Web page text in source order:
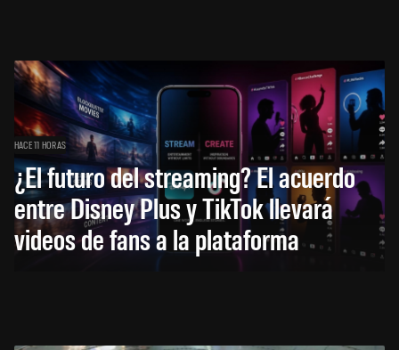
HACE 11 HORAS
¿El futuro del streaming? El acuerdo
entre Disney Plus y TikTok llevará
videos de fans a la plataforma